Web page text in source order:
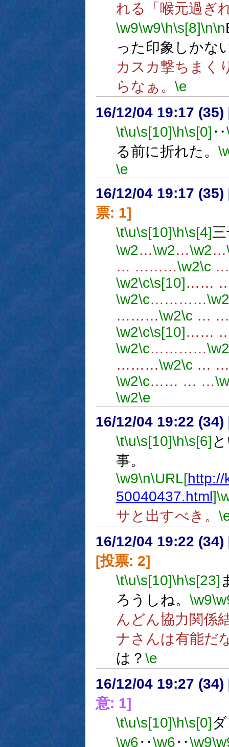
れる「喉元過ぎ
\w9\w9\h\s[8]\n\n
った印象しかな
カスカ撃ちまく
らなぁ。 \e
16/12/04 19:17 (35)
\t\u\s[10]\h\s[0] ‥
る前に折れた。
\e
16/12/04 19:17 (35)
票: 1]
\t\u\s[10]\h\s[4]
\w2…\w2…\w2…
… ………\w2\c…
\w2\c\s[10]……
\w2\c…………\w2
………\w2\c…
\w2\c\s[10]……
\w2\c…………\w2
………\w2\c…
\w2\c…… … …
\w2\e
16/12/04 19:22 (34)
\t\u\s[10]\h\s[6]
事。
\w9\n\URL[http://
50040437.html]
サと出すべき。
16/12/04 19:22 (34)
[投票: 2]
\t\u\s[10]\h\s[23]
ろうしね。 \w9
んどん協力関係
ナさんは有能だ
は？ \e
16/12/04 19:27 (34)
意: 1]
\t\u\s[10]\h\s[0]
\w6‥\w6‥\w9